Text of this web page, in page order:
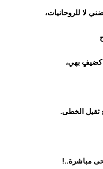
لا للروحانيات،
كضيفٍ بهي،
ثقيل الخطى.
مباشرة..!